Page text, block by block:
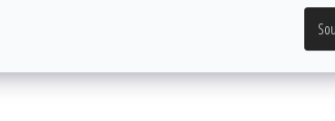
lásku.
úlevu při gastritidě.